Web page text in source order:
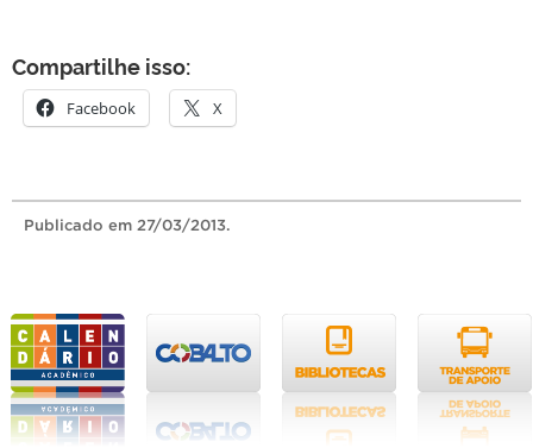
Compartilhe isso:
Facebook X
Publicado em 27/03/2013.